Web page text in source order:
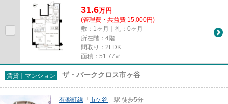
31.6万円
(管理費・共益費 15,000円)
敷：1ヶ月｜礼：0ヶ月
所在階：4階
間取り：2LDK
面積：51.77㎡
賃貸｜マンション ザ・パーククロス市ヶ谷
有楽町線 「 市ケ谷 」駅 徒歩5分